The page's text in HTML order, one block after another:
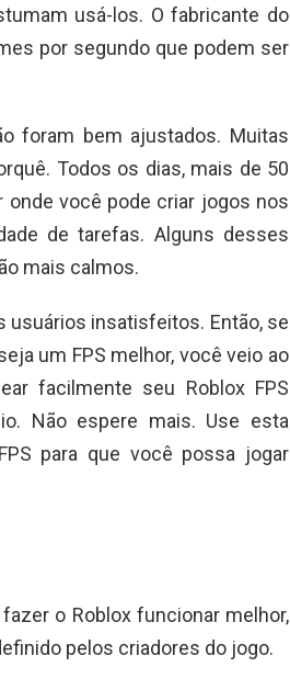
usá-los. O fabricante do
por segundo que podem ser
foram bem ajustados. Muitas
Todos os dias, mais de 50
você pode criar jogos nos
de tarefas. Alguns desses
mais calmos.
usuários insatisfeitos. Então, se
um FPS melhor, você veio ao
facilmente seu Roblox FPS
Não espere mais. Use esta
para que você possa jogar
o Roblox funcionar melhor,
pelos criadores do jogo.